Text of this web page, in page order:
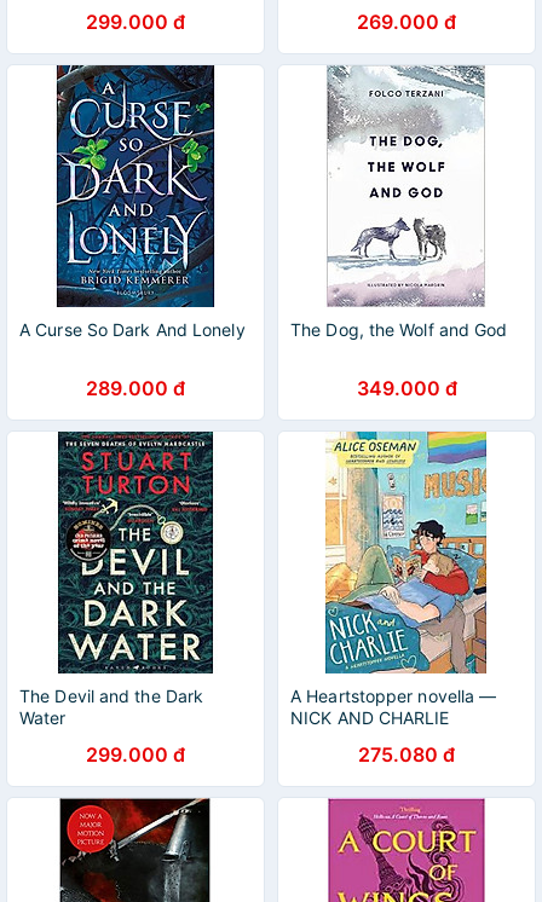
299.000 đ 269.000 đ
A Curse So Dark And Lonely
289.000 đ
The Dog, the Wolf and God
349.000 đ
The Devil and the Dark
Water
299.000 đ
A Heartstopper novella —
NICK AND CHARLIE
275.080 đ